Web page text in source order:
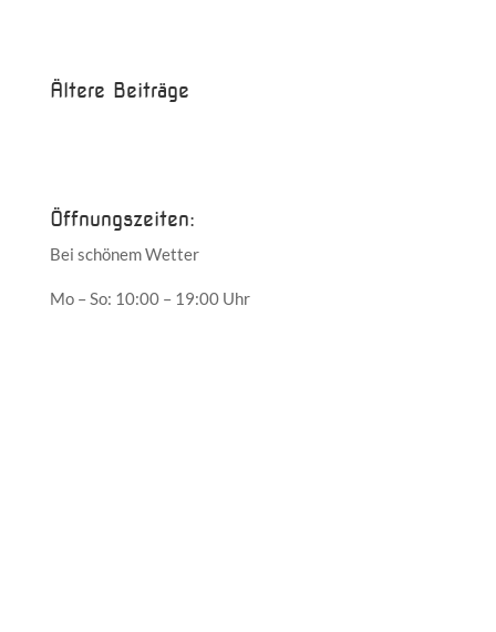
Ältere Beiträge
Öffnungszeiten:
Bei schönem Wetter
Mo – So: 10:00 – 19:00 Uhr